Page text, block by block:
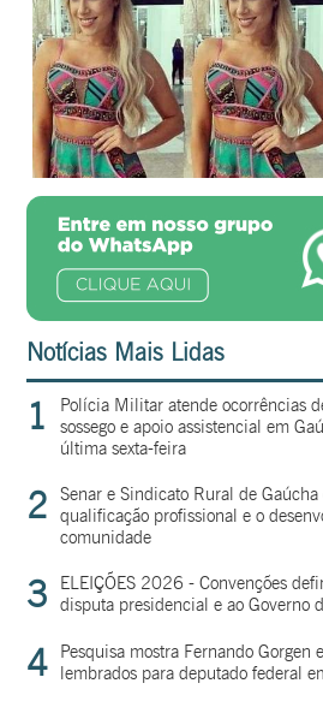
Notícias Mais Lidas
1
Polícia Militar atende ocorrências
sossego e apoio assistencial em
última sexta-feira
2
Senar e Sindicato Rural de
qualificação profissional e o
comunidade
3
ELEIÇÕES 2026 - Convenções
disputa presidencial e ao Governo
4
Pesquisa mostra Fernando Gorgen
lembrados para deputado federal